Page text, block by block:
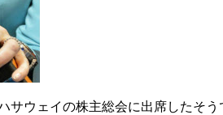
ウェイの株主総会に出席したそ